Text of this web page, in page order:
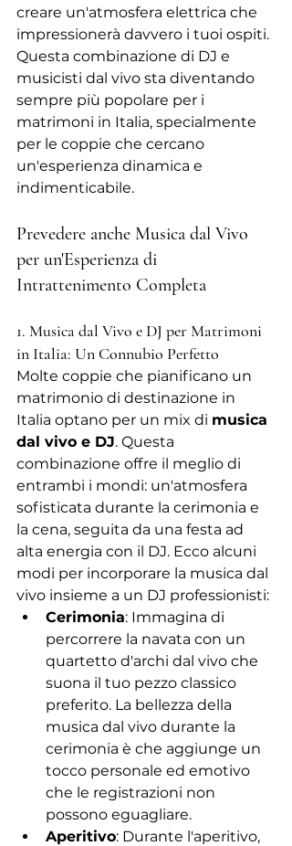
creare un'atmosfera elettrica che
impressionerà davvero i tuoi ospiti.
Questa combinazione di DJ e
musicisti dal vivo sta diventando
sempre più popolare per i
matrimoni in Italia, specialmente
per le coppie che cercano
un'esperienza dinamica e
indimenticabile.
Prevedere anche Musica dal Vivo
per un'Esperienza di
Intrattenimento Completa
1. Musica dal Vivo e DJ per Matrimoni
in Italia: Un Connubio Perfetto
Molte coppie che pianificano un
matrimonio di destinazione in
Italia optano per un mix di musica
dal vivo e DJ. Questa
combinazione offre il meglio di
entrambi i mondi: un'atmosfera
sofisticata durante la cerimonia e
la cena, seguita da una festa ad
alta energia con il DJ. Ecco alcuni
modi per incorporare la musica dal
vivo insieme a un DJ professionisti:
Cerimonia: Immagina di
percorrere la navata con un
quartetto d'archi dal vivo che
suona il tuo pezzo classico
preferito. La bellezza della
musica dal vivo durante la
cerimonia è che aggiunge un
tocco personale ed emotivo
che le registrazioni non
possono eguagliare.
Aperitivo: Durante l'aperitivo,